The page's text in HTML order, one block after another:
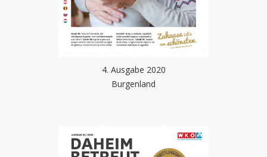
4. Ausgabe 2020
Burgenland